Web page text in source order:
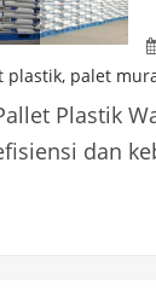
plastik, palet
Plastik
dan